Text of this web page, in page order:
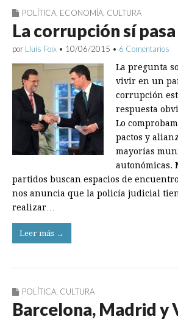
POLÍTICA, ECONOMÍA, CULTURA
La corrupción sí
por Lluís Foix • 10/06/2015 • 6 Comentarios
La pregunta
vivir en un
corrupción
respuesta
Lo
pactos y
mayorías
autonómicas.
partidos buscan espacios de
nos anuncia que la policía judicial
realizar…
Leer más →
POLÍTICA CULTURA
Barcelona, Madrid y